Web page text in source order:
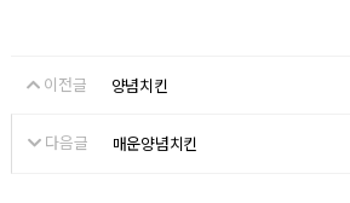
이전글 양념치킨
다음글 매운양념치킨